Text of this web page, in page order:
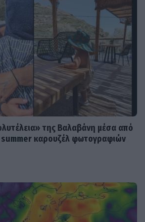
ανάρτηση
γενέθλιά του
στιγμές τους
Αναγκάστηκαν να
βλάψω τον
εικονές
της Βαλαβάνη μέσα από
summer καρουζέλ φωτογραφιών